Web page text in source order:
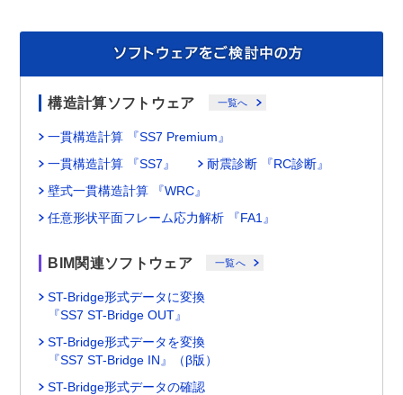
構造計算ソフトウェア 一覧へ
一貫構造計算 『SS7 Premium』
一貫構造計算 『SS7』
耐震診断 『RC診断』
壁式一貫構造計算 『WRC』
任意形状平面フレーム応力解析 『FA1』
BIM関連ソフトウェア 一覧へ
ST-Bridge形式データに変換
『SS7 ST-Bridge OUT』
ST-Bridge形式データを変換
『SS7 ST-Bridge IN』（β版）
ST-Bridge形式データの確認